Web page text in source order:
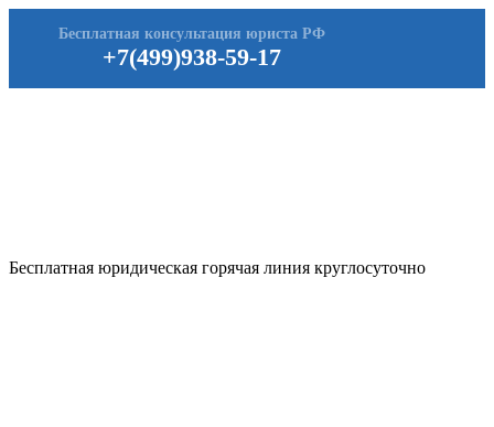
+7(499)938-59-17
Бесплатная консультация юриста РФ
Бесплатная юридическая горячая линия круглосуточно